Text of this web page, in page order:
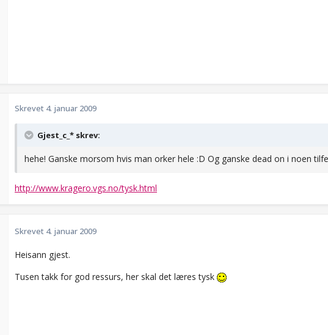
Skrevet 4. januar 2009
Gjest_c_* skrev:
hehe! Ganske morsom hvis man orker hele :D Og ganske dead on i noen
http://www.kragero.vgs.no/tysk.html
Skrevet 4. januar 2009
Heisann gjest.
Tusen takk for god ressurs, her skal det læres tysk